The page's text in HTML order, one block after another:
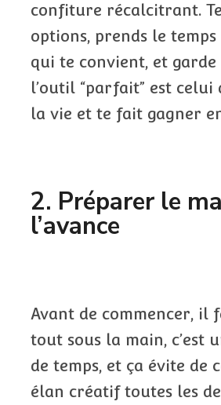
confiture récalcitrant.
options, prends le
qui te convient, et garde
l’outil “parfait” est
la vie et te fait gagner
2. Préparer le
l’avance
Avant de commencer, il
tout sous la main, c’est
de temps, et ça évite de
élan créatif toutes les